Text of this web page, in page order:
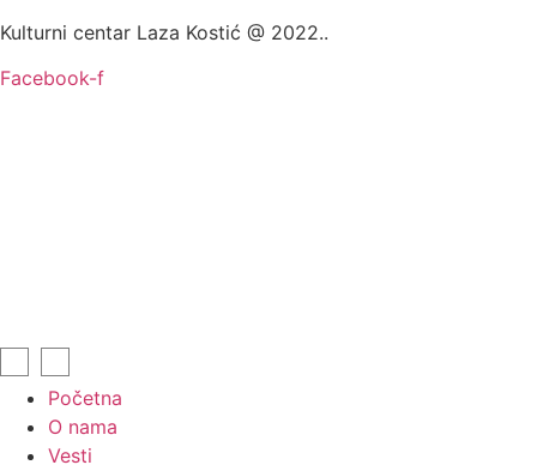
Kulturni centar Laza Kostić @ 2022..
Facebook-f
Početna
O nama
Vesti